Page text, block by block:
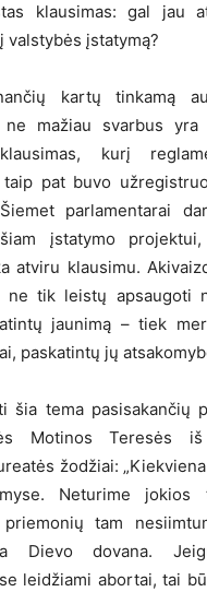
klausimas: gal jau
valstybės įstatymą?
kartų tinkamą
mažiau svarbus yra
kurį
pat buvo
parlamentarai
įstatymo
atviru klausimu.
ne tik leistų apsaugoti
jaunimą – tiek
paskatintų jų
šia tema pasisakančių
Motinos Teresės iš
žodžiai:
Neturime jokios
tam
Dievo dovana.
leidžiami abortai, tai